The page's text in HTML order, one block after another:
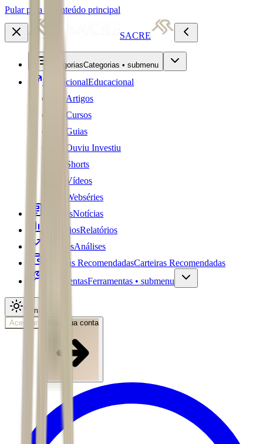
Pular para o conteúdo principal
SACRE
CategoriasCategorias • submenu
EducacionalEducacional
Artigos
Cursos
Guias
Ouviu Investiu
Shorts
Vídeos
Webséries
NotíciasNotícias
RelatóriosRelatórios
AnálisesAnálises
Carteiras RecomendadasCarteiras Recomendadas
FerramentasFerramentas • submenu
Tema
Acessar
Abra sua conta